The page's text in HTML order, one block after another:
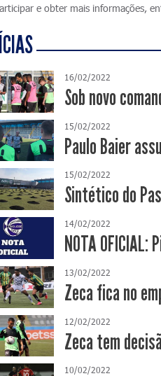
e obter mais informações,
16/02/2022
Sob novo
15/02/2022
Paulo Baier
15/02/2022
Sintético do
14/02/2022
NOTA
13/02/2022
Zeca fica no
12/02/2022
Zeca tem
10/02/2022